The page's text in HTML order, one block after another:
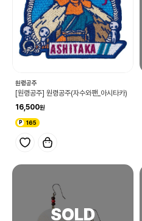
원령공주
[원령공주] 원령공주(자수와팬_아시타카)
16,500
165